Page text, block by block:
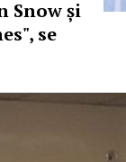
Snow și
se